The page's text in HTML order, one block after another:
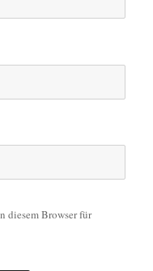
diesem Browser für